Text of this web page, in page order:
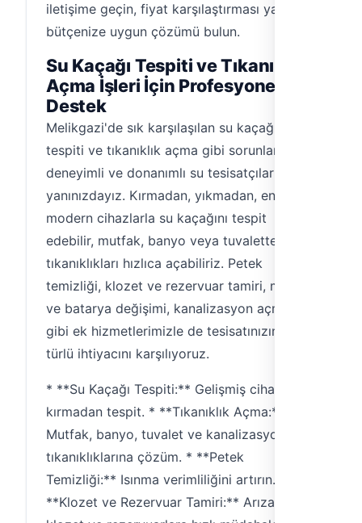
iletişime geçin, fiyat karşılaştırması yapın ve
bütçenize uygun çözümü bulun.
Su Kaçağı Tespiti ve Tıkanıklık
Açma İşleri İçin Profesyonel
Destek
Melikgazi'de sık karşılaşılan su kaçağı
tespiti ve tıkanıklık açma gibi sorunlar için
deneyimli ve donanımlı su tesisatçıları ile
yanınızdayız. Kırmadan, yıkmadan, en
modern cihazlarla su kaçağını tespit
edebilir, mutfak, banyo veya tuvaletteki
tıkanıklıkları hızlıca açabiliriz. Petek
temizliği, klozet ve rezervuar tamiri, musluk
ve batarya değişimi, kanalizasyon açma
gibi ek hizmetlerimizle de tesisatınızın her
türlü ihtiyacını karşılıyoruz.
* **Su Kaçağı Tespiti:** Gelişmiş cihazlarla
kırmadan tespit. * **Tıkanıklık Açma:**
Mutfak, banyo, tuvalet ve kanalizasyon
tıkanıklıklarına çözüm. * **Petek
Temizliği:** Isınma verimliliğini artırın. *
**Klozet ve Rezervuar Tamiri:** Arızalı